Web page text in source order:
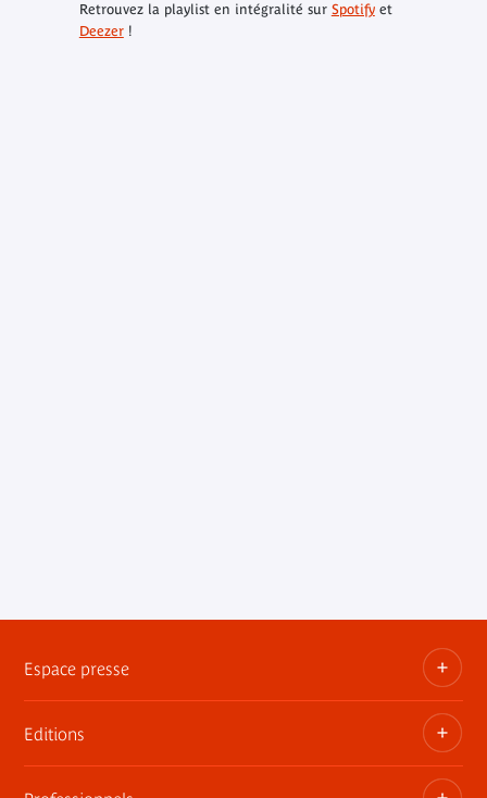
Retrouvez la playlist en intégralité sur Spotifyet
Deezer!
Espace presse
Dossiers, communiqués, bandes annonces
Contact presse
Editions